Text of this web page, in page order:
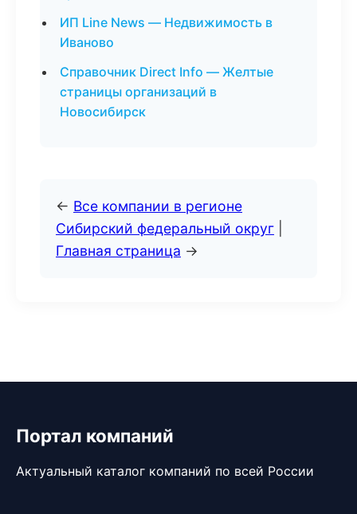
ИП Line News — Недвижимость в
Иваново
Справочник Direct Info — Желтые
страницы организаций в
Новосибирск
← Все компании в регионе
Сибирский федеральный округ
Главная страница →
Портал компаний
Актуальный каталог компаний по всей России